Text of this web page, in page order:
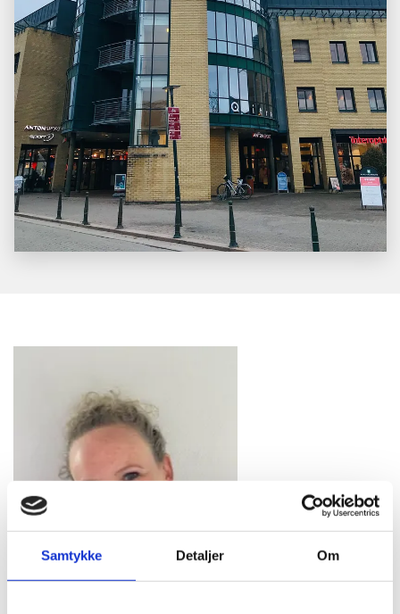
Samtykke Detaljer Om